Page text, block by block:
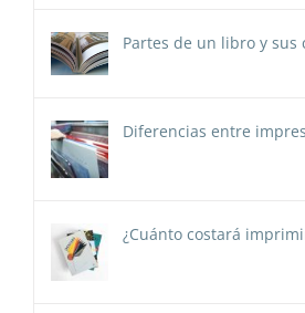
Partes de un libro y sus
Diferencias entre
¿Cuánto costará